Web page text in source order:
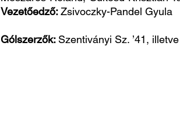
Vezetőedző: Zsivoczky-Pandel Gyula
Gólszerzők: Szentiványi Sz. ’41,